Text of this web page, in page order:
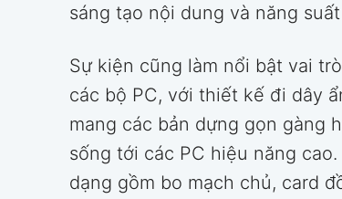
sáng tạo nội dung và năng
Sự kiện cũng làm nổi bật vai
các bộ PC, với thiết kế đi dây
mang các bản dựng gọn gàng
sống tới các PC hiệu năng
dạng gồm bo mạch chủ, card